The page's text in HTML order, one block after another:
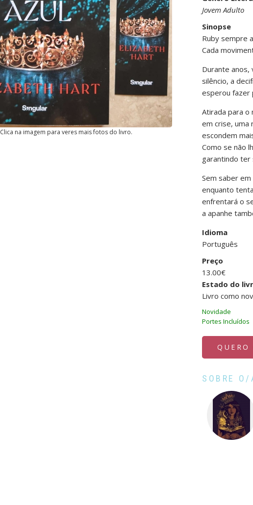
Clica na imagem para veres mais fotos do livro.
Jovem Adulto
Sinopse
Ruby sempre
Cada
Durante anos,
silêncio, a
esperou fazer
Atirada para o
em crise, uma
escondem
Como se não
garantindo ter
Sem saber
enquanto
enfrentará o
a apanhe
Idioma
Português
Preço
13.00€
Estado do
Livro como
Novidade
Portes Incluídos
QUERO
SOBRE O/